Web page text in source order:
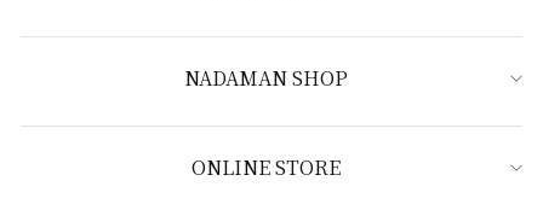
NADAMAN SHOP
ONLINE STORE